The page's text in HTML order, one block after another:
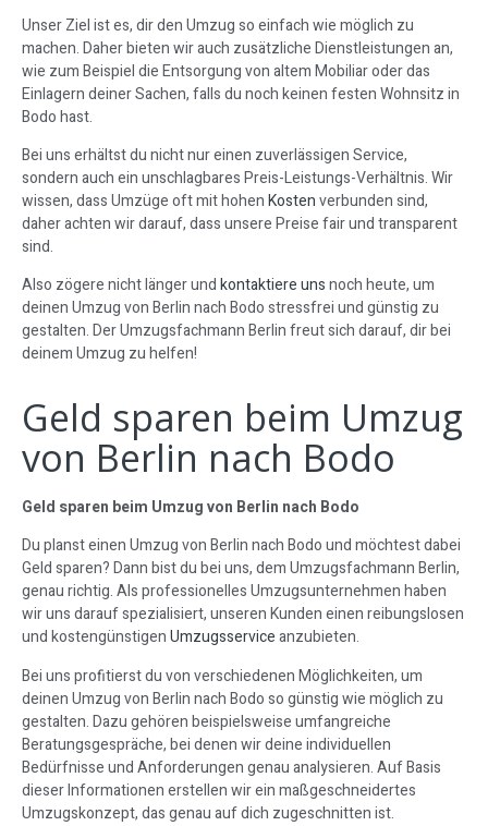
Unser Ziel ist es, dir den Umzug so einfach wie möglich zu
machen. Daher bieten wir auch zusätzliche Dienstleistungen an,
wie zum Beispiel die Entsorgung von altem Mobiliar oder das
Einlagern deiner Sachen, falls du noch keinen festen Wohnsitz in
Bodo hast.
Bei uns erhältst du nicht nur einen zuverlässigen Service,
sondern auch ein unschlagbares Preis-Leistungs-Verhältnis. Wir
wissen, dass Umzüge oft mit hohenKostenverbunden sind,
daher achten wir darauf, dass unsere Preise fair und transparent
sind.
Also zögere nicht länger undkontaktiere unsnoch heute, um
deinen Umzug von Berlin nach Bodo stressfrei und günstig zu
gestalten. Der Umzugsfachmann Berlin freut sich darauf, dir bei
deinem Umzug zu helfen!
Geld sparen beim Umzug
von Berlin nach Bodo
Geld sparen beim Umzug von Berlin nach Bodo
Du planst einen Umzug von Berlin nach Bodo und möchtest dabei
Geld sparen? Dann bist du bei uns, dem Umzugsfachmann Berlin,
genau richtig. Als professionelles Umzugsunternehmen haben
wir uns darauf spezialisiert, unseren Kunden einen reibungslosen
und kostengünstigenUmzugsserviceanzubieten.
Bei uns profitierst du von verschiedenen Möglichkeiten, um
deinen Umzug von Berlin nach Bodo so günstig wie möglich zu
gestalten. Dazu gehören beispielsweise umfangreiche
Beratungsgespräche, bei denen wir deine individuellen
Bedürfnisse und Anforderungen genau analysieren. Auf Basis
dieser Informationen erstellen wir ein maßgeschneidertes
Umzugskonzept, das genau auf dich zugeschnitten ist.